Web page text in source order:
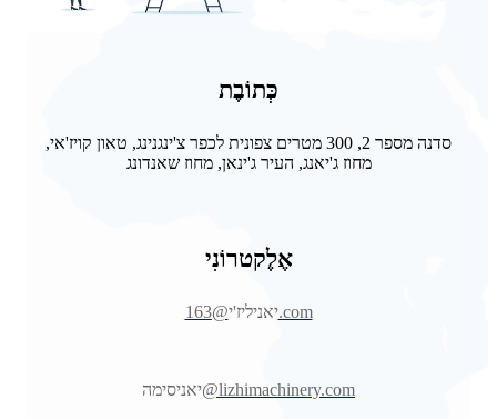
כְּתוֹבֶת
סדנה מספר 2, 300 מטרים צפונית לכפר צ'ינגנינג, טאון קויז'אי,
מחוז ג'יאנג, העיר ג'ינאן, מחוז שאנדונג
אֶלֶקטרוֹנִי
יאניליז'י@163.com
יאניסימה@lizhimachinery.com